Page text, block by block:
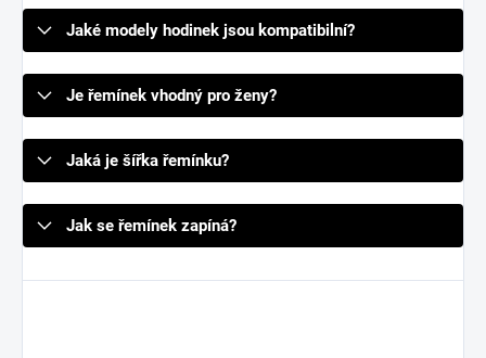
Jaké modely hodinek jsou kompatibilní?
Je řemínek vhodný pro ženy?
Jaká je šířka řemínku?
Jak se řemínek zapíná?